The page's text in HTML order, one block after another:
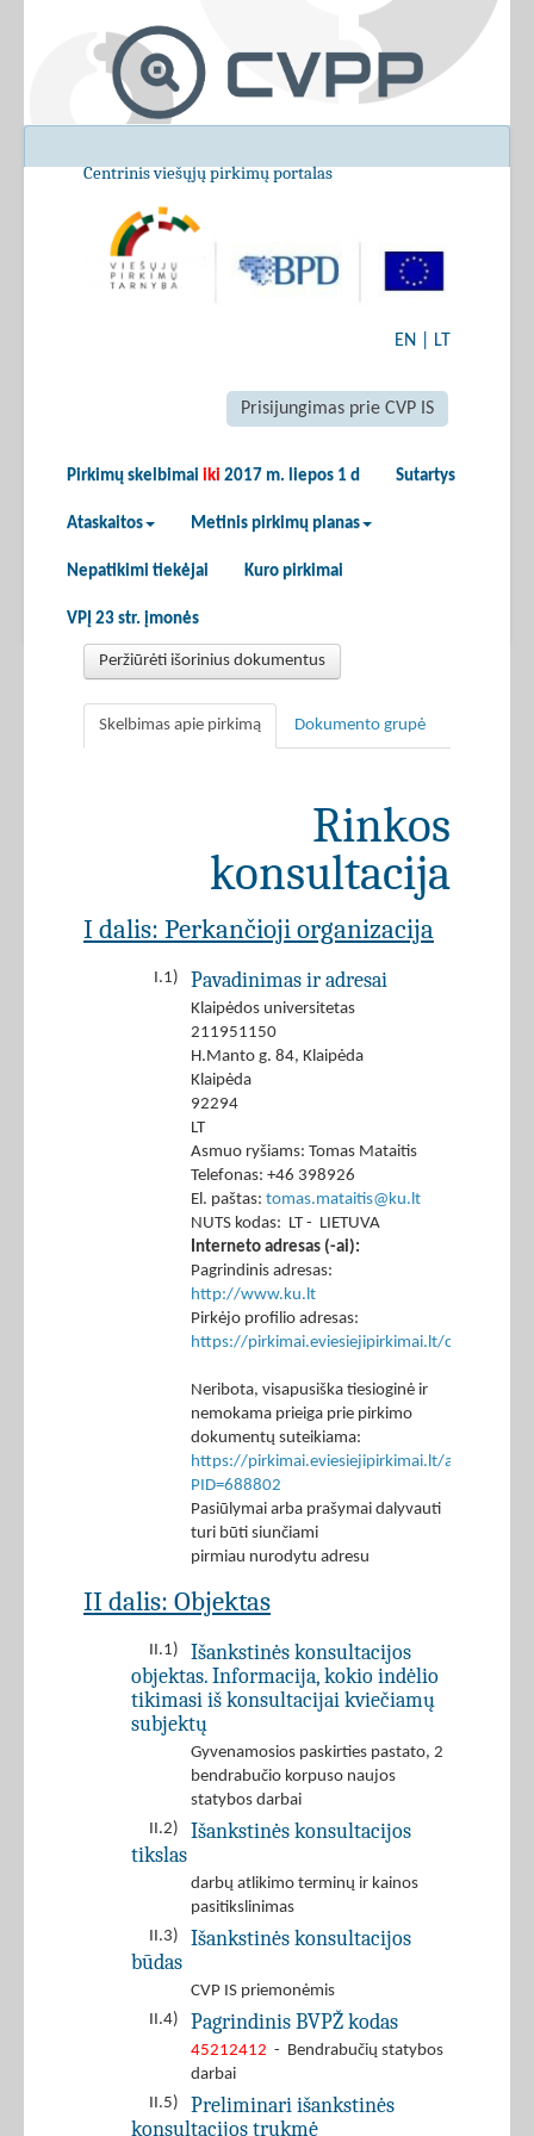
Centrinis viešųjų pirkimų portalas
EN LT
Prisijungimas prie CVP IS
Pirkimų skelbimai iki 2017 m. liepos 1 d Sutartys
Ataskaitos Metinis pirkimų planas
Nepatikimi tiekėjai Kuro pirkimai
VPĮ 23 str. įmonės
Peržiūrėti išorinius dokumentus
Skelbimas apie pirkimą Dokumento grupė
Rinkos
konsultacija
I dalis: Perkančioji organizacija
I.1) Pavadinimas ir adresai
Klaipėdos universitetas
211951150
H.Manto g. 84, Klaipėda
Klaipėda
92294
LT
Asmuo ryšiams: Tomas Mataitis
Telefonas: +46 398926
El. paštas: tomas.mataitis@ku.lt
NUTS kodas: LT - LIETUVA
Interneto adresas (-ai):
Pagrindinis adresas:
http://www.ku.lt
Pirkėjo profilio adresas:
https://pirkimai.eviesiejipirkimai.lt/ctm/
Neribota, visapusiška tiesioginė ir
nemokama prieiga prie pirkimo
dokumentų suteikiama:
https://pirkimai.eviesiejipirkimai.lt/app/rfq/
PID=688802
Pasiūlymai arba prašymai dalyvauti
turi būti siunčiami
pirmiau nurodytu adresu
II dalis: Objektas
II.1)
Išankstinės konsultacijos
objektas. Informacija, kokio indėlio
tikimasi iš konsultacijai kviečiamų
subjektų
Gyvenamosios paskirties pastato, 2
bendrabučio korpuso naujos
statybos darbai
II.2)
Išankstinės konsultacijos
tikslas
darbų atlikimo terminų ir kainos
pasitikslinimas
II.3)
Išankstinės konsultacijos
būdas
CVP IS priemonėmis
II.4)
Pagrindinis BVPŽ kodas
45212412 - Bendrabučių statybos
darbai
II.5)
Preliminari išankstinės
konsultacijos trukmė